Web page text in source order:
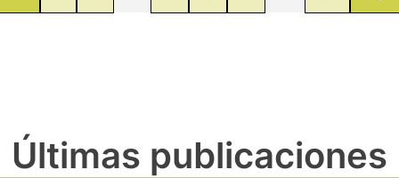
Últimas publicaciones